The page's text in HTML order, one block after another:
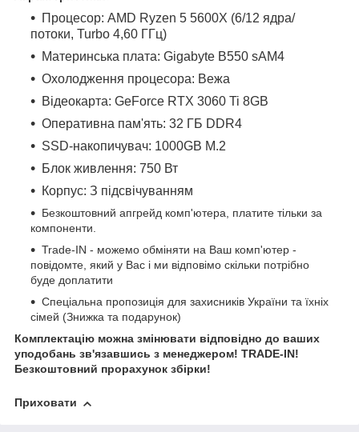
Процесор: AMD Ryzen 5 5600X (6/12 ядра/
потоки, Turbo 4,60 ГГц)
Материнська плата: Gigabyte B550 sAM4
Охолодження процесора: Вежа
Відеокарта: GeForce RTX 3060 Ti 8GB
Оперативна пам'ять: 32 ГБ DDR4
SSD-накопичувач: 1000GB M.2
Блок живлення: 750 Вт
Корпус: З підсвічуванням
Безкоштовний апгрейд комп'ютера, платите тільки за
компоненти.
Trade-IN - можемо обміняти на Ваш комп'ютер -
повідомте, який у Вас і ми відповімо скільки потрібно
буде доплатити
Спеціальна пропозиція для захисників України та їхніх
сімей (Знижка та подарунок)
Комплектацію можна змінювати відповідно до ваших
уподобань зв'язавшись з менеджером! TRADE-IN!
Безкоштовний прорахунок збірки!
Приховати